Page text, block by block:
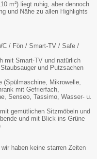
m²) liegt ruhig, aber dennoch
und Nähe zu allen Highlights
/ Fön / Smart-TV / Safe /
mit Smart-TV und natürlich
und Putzsachen
Mikrowelle,
mit Gefrierfach,
Senseo, Tassimo, Wasser- u.
gemütlichen Sitzmöbeln und
und mit Blick ins Grüne
haben keine starren Zeiten